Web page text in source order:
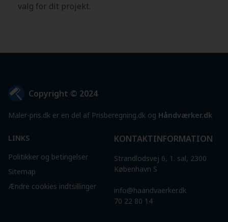
valg for dit projekt.
Copyright © 2024
Maler-pris.dk er en del af Prisberegning.dk og Håndværker.dk
LINKS
Politikker og betingelser
Sitemap
Ændre cookies indtsillinger
KONTAKTINFORMATION
Strandlodsvej 6, 1. sal, 2300
København S
info@haandvaerker.dk
70 22 80 14